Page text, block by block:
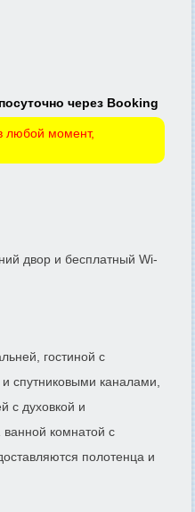
через Booking
любой момент,
двор и бесплатный Wi-
гостиной с
спутниковыми каналами,
с духовкой и
комнатой с
полотенца и